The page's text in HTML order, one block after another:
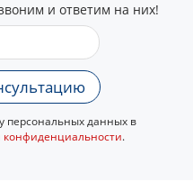
и ответим на них!
персональных данных в
конфиденциальности.